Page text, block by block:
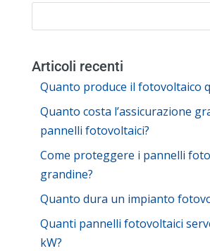
Articoli recenti
Quanto produce il fotovoltaico
Quanto costa l’assicurazione
pannelli fotovoltaici?
Come proteggere i pannelli
grandine?
Quanto dura un impianto
Quanti pannelli fotovoltaici
kW?